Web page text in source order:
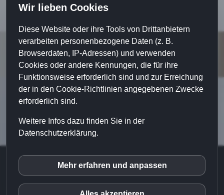
Home|Impressum|Datenschutz
Sales-Implementierung - Login|
Haftungsausschluss|Kontakt|
Wir lieben Cookies
Diese Website oder ihre Tools von Drittanbietern
verarbeiten personenbezogene Daten (z. B.
Browserdaten, IP-Adressen) und verwenden
Cookies oder andere Kennungen, die für ihre
Funktionsweise erforderlich sind und zur Erreichung
der in den Cookie-Richtlinien angegebenen Zwecke
erforderlich sind.
Weitere Infos dazu finden Sie in der
Datenschutzerklärung.
inCMS
Mehr erfahren und anpassen